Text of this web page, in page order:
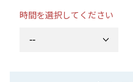
時間を選択してください